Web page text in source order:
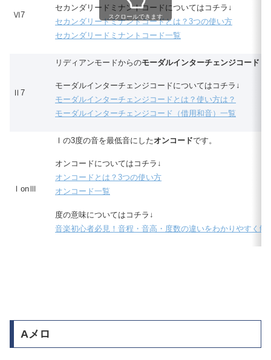
Ⅵ7
セカンダリードミナントコードについてはコチラ↓
セカンダリードミナントコードとは？3つの使い方
セカンダリードミナントコード一覧
Ⅱ7
リディアンモードからのモーダルインターチェンジコード（
モーダルインターチェンジコードについてはコチラ↓
モーダルインターチェンジコードとは？使い方は？
モーダルインターチェンジコード（借用和音）一覧
ⅠonⅢ
Ⅰの3度の音を最低音にしたオンコードです。
オンコードについてはコチラ↓
オンコードとは？3つの使い方
オンコード一覧
度の意味についてはコチラ↓
音楽初心者必見！音程・音高・度数の違いをわかりやすく解
スクロールできます
Aメロ